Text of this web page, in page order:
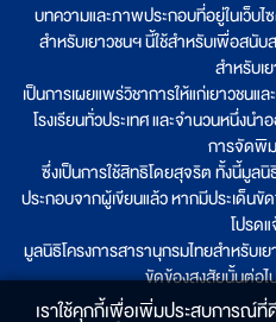
บทความและภาพประกอบที่อยู่ในเว็บ
สำหรับเยาวชนฯ นี้ใช้สำหรับเพื่อสนั
สำหรับเ
เป็นการเผยแพร่วิชาการให้แก่เยาวชนแ
โรงเรียนทั่วประเทศ และจำนวนหนึ่งน
การจัดพิ
ซึ่งเป็นการใช้สิทธิโดยสุจริต ทั้งนี้มู
ประกอบจากผู้เขียนแล้ว หากมีประเด็นขั
โปรดแ
มูลนิธิโครงการสารานุกรมไทยสำหรับ
ขัดข้องสงสัยนั้นต่อ
เราใช้คุกกี้เพื่อเพิ่มประสบการณ์ที่ดี